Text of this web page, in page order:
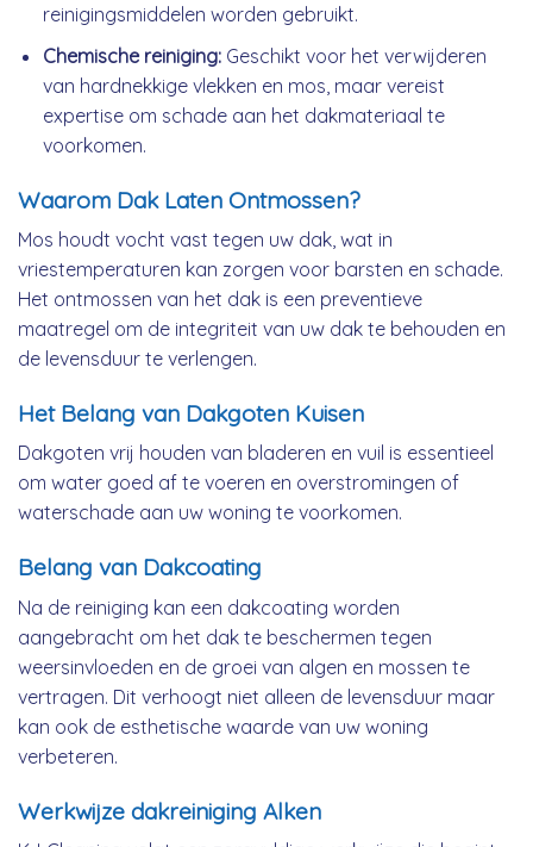
reinigingsmiddelen worden gebruikt.
Chemische reiniging:Geschikt voor het verwijderen
van hardnekkige vlekken en mos, maar vereist
expertise om schade aan het dakmateriaal te
voorkomen.
Waarom Dak Laten Ontmossen?
Mos houdt vocht vast tegen uw dak, wat in
vriestemperaturen kan zorgen voor barsten en schade.
Het ontmossen van het dak is een preventieve
maatregel om de integriteit van uw dak te behouden en
de levensduur te verlengen.
Het Belang van Dakgoten Kuisen
Dakgoten vrij houden van bladeren en vuil is essentieel
om water goed af te voeren en overstromingen of
waterschade aan uw woning te voorkomen.
Belang van Dakcoating
Na de reiniging kan een dakcoating worden
aangebracht om het dak te beschermen tegen
weersinvloeden en de groei van algen en mossen te
vertragen. Dit verhoogt niet alleen de levensduur maar
kan ook de esthetische waarde van uw woning
verbeteren.
Werkwijze dakreiniging Alken